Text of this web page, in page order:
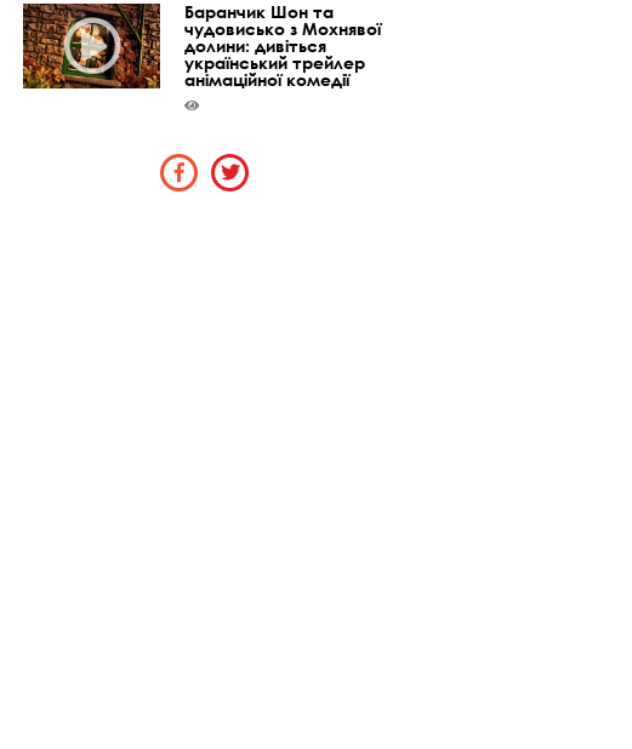
Баранчик Шон та
чудовисько з Мохнявої
долини: дивіться
український трейлер
анімаційної комедії